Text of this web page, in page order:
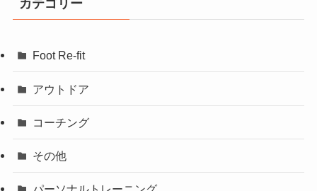
カテゴリー
Foot Re-fit
アウトドア
コーチング
その他